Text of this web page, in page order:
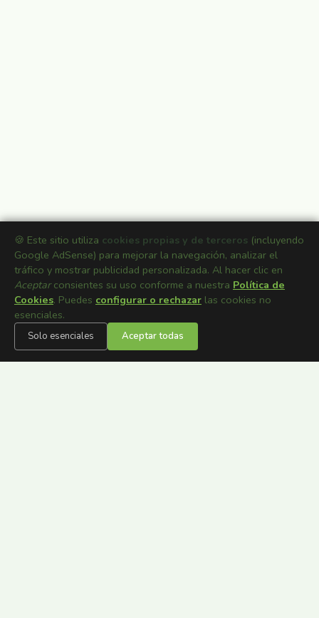
🍪 Este sitio utiliza cookies propias y de terceros (incluyendo
Google AdSense) para mejorar la navegación, analizar el
tráfico y mostrar publicidad personalizada. Al hacer clic en
Aceptarconsientes su uso conforme a nuestra Política de
Cookies. Puedes configurar o rechazar las cookies no
esenciales.
Solo esenciales Aceptar todas